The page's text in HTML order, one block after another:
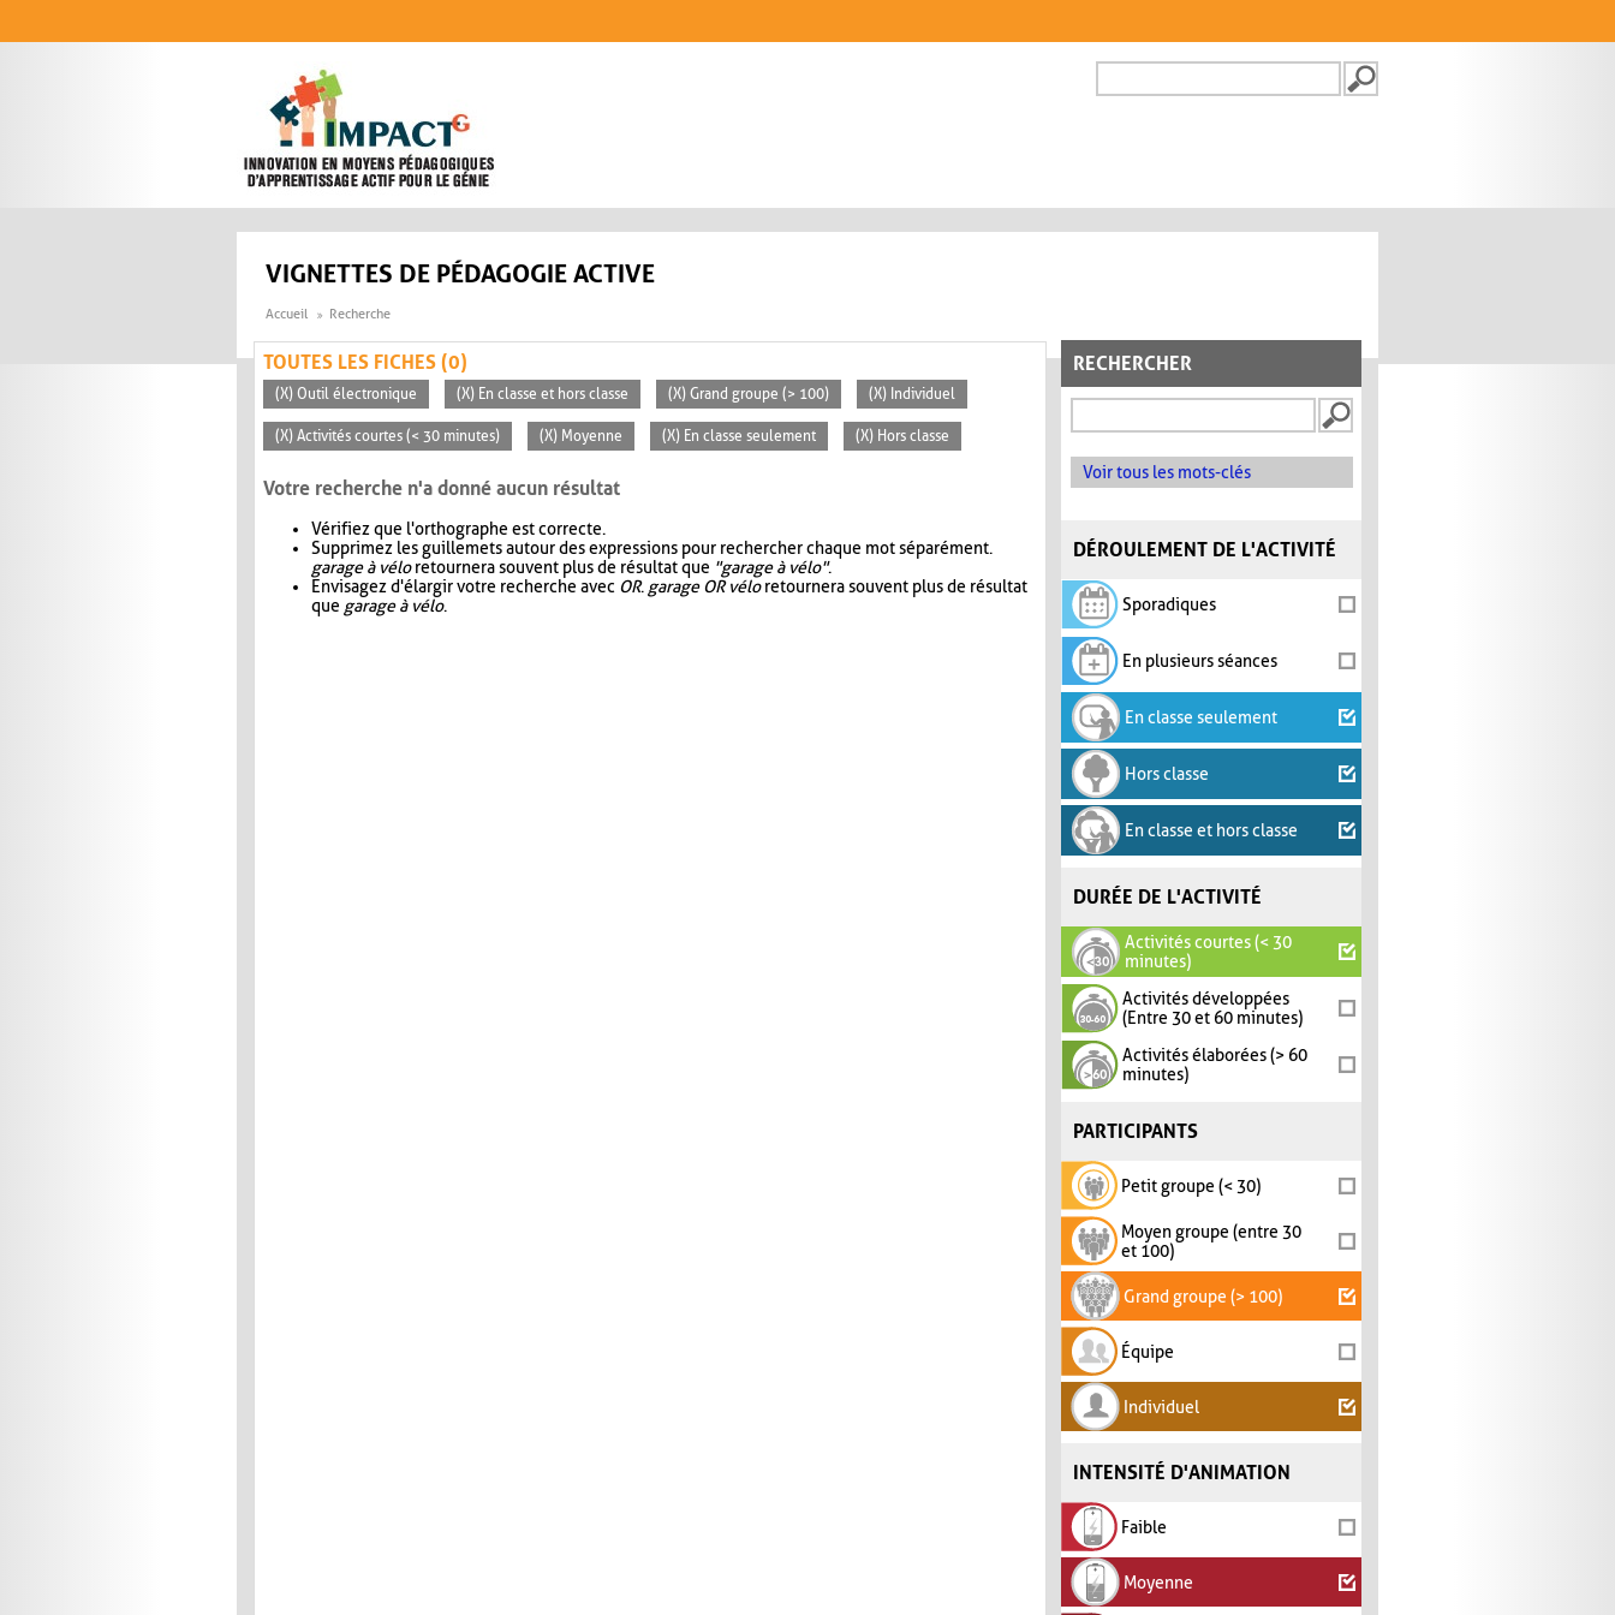
FORMULAIRE DE
VIGNETTES DE PÉDAGOGIE ACTIVE
Accueil Recherche
RECHERCHER
Voir tous les mots-clés
DÉROULEMENT DE L'ACTIVITÉ
Sporadiques
En plusieurs séances
En classe seulement
Hors classe
En classe et hors classe
DURÉE DE L'ACTIVITÉ
Activités courtes (< 30
minutes)
Activités développées
(Entre 30 et 60 minutes)
Activités élaborées (> 60
minutes)
PARTICIPANTS
Petit groupe (< 30)
Moyen groupe (entre 30
et 100)
Grand groupe (> 100)
Équipe
Individuel
INTENSITÉ D'ANIMATION
Faible
Moyenne
TOUTES LES FICHES (0)
(X) Outil électronique (X) En classe et hors classe (X) Grand groupe (> 100) (X) Individuel
(X) Activités courtes (< 30 minutes) (X) Moyenne (X) En classe seulement (X) Hors classe
Votre recherche n'a donné aucun résultat
Vérifiez que l'orthographe est correcte.
Supprimez les guillemets autour des expressions pour rechercher chaque mot séparément.
garage à véloretournera souvent plus de résultat que "garage à vélo".
Envisagez d'élargir votre recherche avec OR. garage OR véloretournera souvent plus de résultat
que garage à vélo.